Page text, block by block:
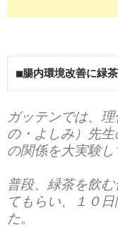
■腸内環境改善に緑茶
ガッテンでは、
の・よしみ）先
の関係を大実験し
普段、緑茶を飲
てもらい、１０
た。